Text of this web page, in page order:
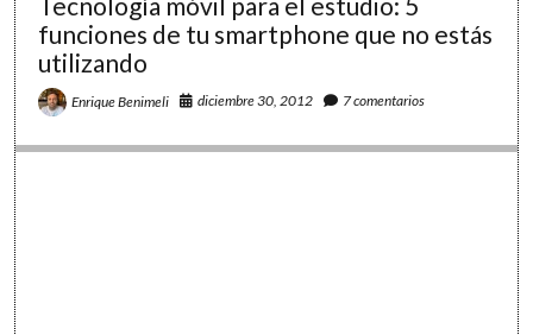
experiencia
«entre
forma
película-
funciones de tu smartphone que no estás
utilizando
Enrique Benimeli diciembre 30, 2012 7 comentarios